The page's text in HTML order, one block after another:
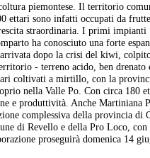
piemontese. Il territorio
ettari sono infatti occupati da
straordinaria. I primi impianti
ha conosciuto una forte
dopo la crisi del kiwi,
- terreno acido, ben drenato
coltivati a mirtillo, con la
nella Valle Po. Con circa 180
e produttività. Anche Martiniana
complessiva della provincia di
di Revello e della Pro Loco, con
proseguirà domenica 14